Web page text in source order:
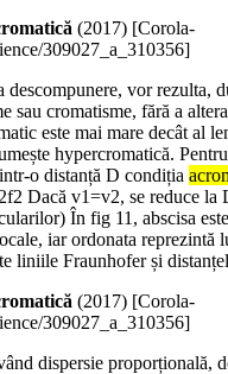
(2017) [Corola-
309027_a_310356]
descompunere, vor rezulta,
sau cromatisme, fără a
este mai mare decât al
hypercromatică.
o distanță D condiția
Dacă v1=v2, se reduce la
În fig 11, abscisa
iar ordonata reprezintă
liniile Fraunhofer și
(2017) [Corola-
309027_a_310356]
dispersie proporțională,